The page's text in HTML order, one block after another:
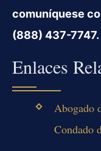
comuníquese
(888) 437-7747.
Enlaces
Abogado
Condado